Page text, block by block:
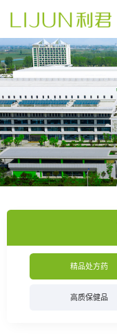
精品处方药
高质保健品